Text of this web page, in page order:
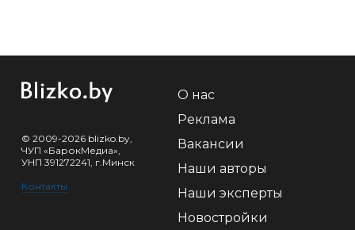
© 2009-2026 blizko.by,
ЧУП «БарокМедиа»,
УНП 391272241, г.Минск
Контакты
О нас
Реклама
Вакансии
Наши авторы
Наши эксперты
Новостройки